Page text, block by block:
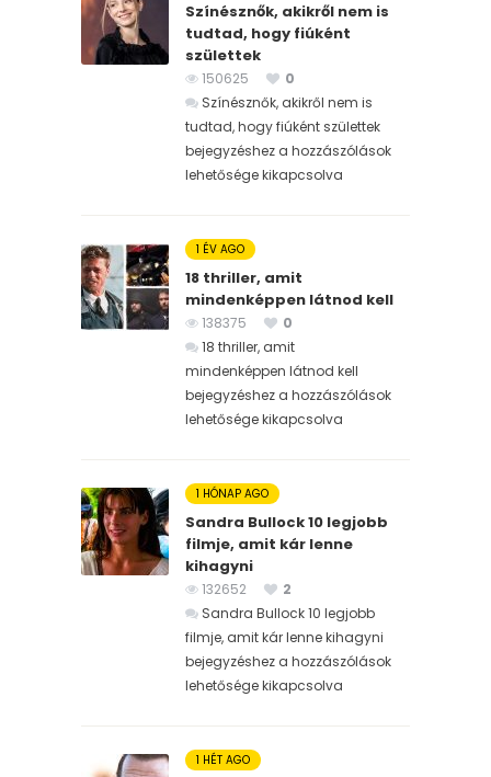
Színésznők, akikről nem is
tudtad, hogy fiúként
születtek
150625
0
Színésznők, akikről nem is
tudtad, hogy fiúként születtek
bejegyzéshez a hozzászólások
lehetősége kikapcsolva
1 ÉV AGO
18 thriller, amit
mindenképpen látnod kell
138375
0
18 thriller, amit
mindenképpen látnod kell
bejegyzéshez a hozzászólások
lehetősége kikapcsolva
1 HÓNAP AGO
Sandra Bullock 10 legjobb
filmje, amit kár lenne
kihagyni
132652
2
Sandra Bullock 10 legjobb
filmje, amit kár lenne kihagyni
bejegyzéshez a hozzászólások
lehetősége kikapcsolva
1 HÉT AGO